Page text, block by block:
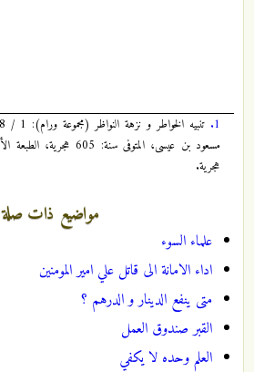
1.
هجرية.
مواضيع ذات صلة
علماء السوء
اداء الامانة الى قاتل علي امير المومنين
متى ينفع الدينار و الدرهم ؟
القبر صندوق العمل
العلم وحده لا يكفي